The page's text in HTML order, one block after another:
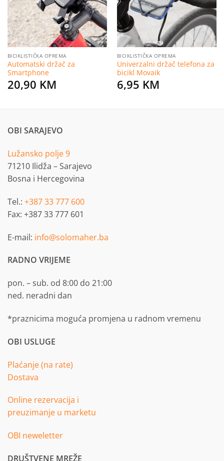
BICIKLISTIČKA OPREMA
Automatski držač za
Smartphone
20,90 KM
BICIKLISTIČKA OPREMA
Univerzalni držač telefona za
bicikl Movaik
6,95 KM
OBI SARAJEVO
Lužansko polje 9
71210 Ilidža – Sarajevo
Bosna i Hercegovina
Tel.: +387 33 777 600
Fax: +387 33 777 601
E-mail: info@solomaher.ba
RADNO VRIJEME
pon. – sub. od 8:00 do 21:00
ned. neradni dan
*praznicima moguća promjena u radnom vremenu
OBI USLUGE
Plaćanje (na rate)
Dostava
Online rezervacija i
preuzimanje u marketu
OBI neweletter
DRUŠTVENE MREŽE